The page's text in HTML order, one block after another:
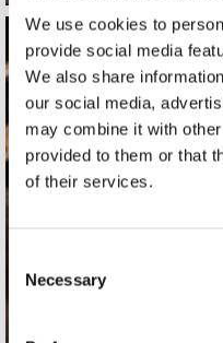
We use cookies to
provide social media
We also share
our social media,
may combine it with
provided to them or that
of their services.
Selection
Necessary